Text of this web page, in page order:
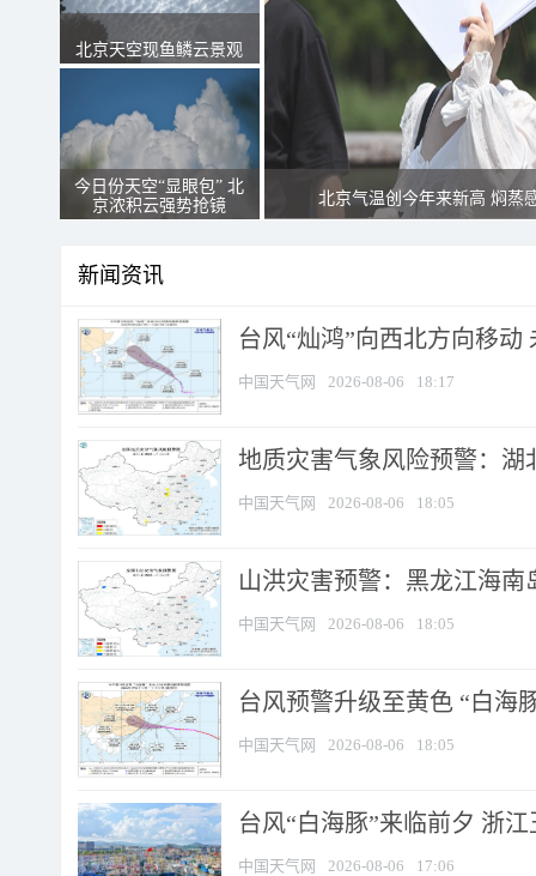
北京天空现鱼鳞云景观
今日份天空“显眼包” 北
京浓积云强势抢镜
北京气温创今年来新高 焖蒸
新闻资讯
台风“灿鸿”向西北方向移动
中国天气网 2026-08-06 18:17
地质灾害气象风险预警：湖
中国天气网 2026-08-06 18:05
山洪灾害预警：黑龙江海
中国天气网 2026-08-06 18:05
台风预警升级至黄色 “白海
中国天气网 2026-08-06 18:05
台风“白海豚”来临前夕 浙
中国天气网 2026-08-06 17:06